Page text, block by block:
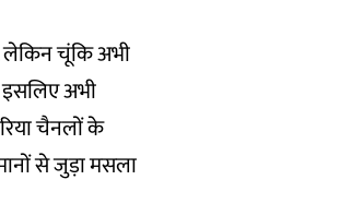
चूंकि अभी
अभी
चैनलों के
से जुड़ा मसला